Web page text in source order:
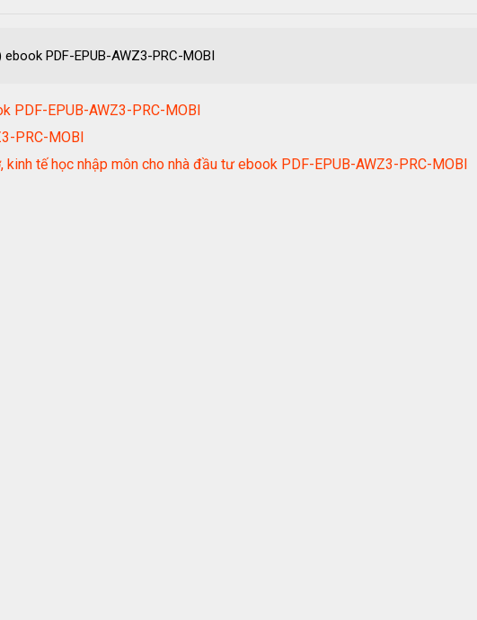
PDF-EPUB-AWZ3-PRC-MOBI
PDF-EPUB-AWZ3-PRC-MOBI
PRC-MOBI
tế học nhập môn cho nhà đầu tư ebook PDF-EPUB-AWZ3-PRC-MOBI